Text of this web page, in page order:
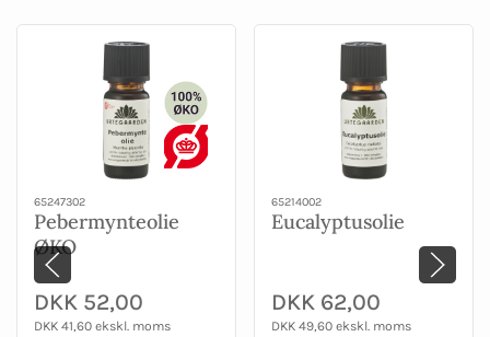
65247302
Pebermynteolie
ØKO
DKK 52,00
DKK 41,60 ekskl. moms
65214002
Eucalyptusolie
DKK 62,00
DKK 49,60 ekskl. moms